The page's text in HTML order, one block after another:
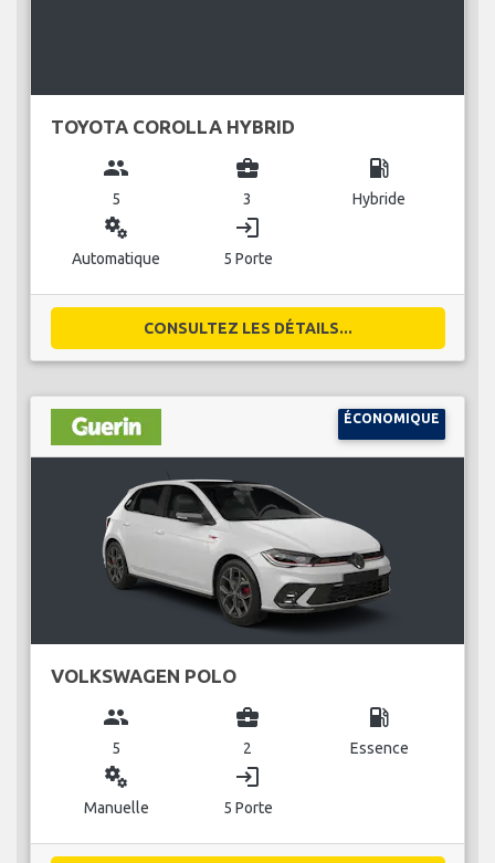
TOYOTA COROLLA HYBRID
group
5
business_center
3
local_gas_station
Hybride
miscellaneous_services
Automatique
login
5 Porte
CONSULTEZ LES DÉTAILS...
ÉCONOMIQUE
VOLKSWAGEN POLO
group
5
business_center
2
local_gas_station
Essence
miscellaneous_services
Manuelle
login
5 Porte